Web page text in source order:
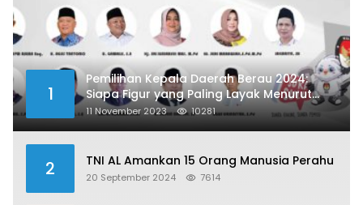
1
Pemilihan Kepala Daerah Berau 2024:
Siapa Figur yang Paling Layak Menurut
Publik?
11 November 2023 10281
2 TNI AL Amankan 15 Orang Manusia Perahu
20 September 2024 7614